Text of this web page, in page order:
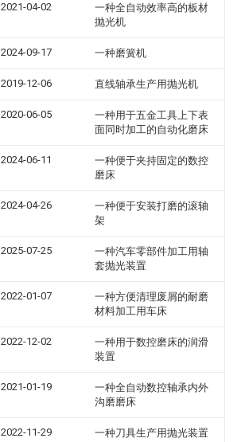
2021-04-02
一种全自动效率高的板材
抛光机
2024-09-17 一种磨簧机
2019-12-06 直线轴承生产用抛光机
2020-06-05
一种用于五金工具上下表
面同时加工的自动化磨床
2024-06-11
一种便于夹持固定的数控
磨床
2024-04-26
一种便于安装打磨的滚轴
架
2025-07-25
一种汽车零部件加工用轴
套抛光装置
2022-01-07
一种方便清理废屑的耐磨
材料加工用车床
2022-12-02
一种用于数控磨床的润滑
装置
2021-01-19
一种全自动数控轴承内外
沟磨磨床
2022-11-29 一种刀具生产用抛光装置